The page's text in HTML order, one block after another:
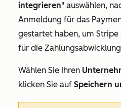
integrieren" auswählen,
Anmeldung für das
gestartet haben, um
für die
Wählen Sie Ihren
klicken Sie auf Speichern